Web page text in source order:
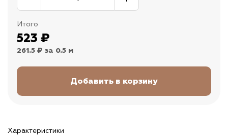
Итого
523 ₽
261.5 ₽ за 0.5 м
Характеристики